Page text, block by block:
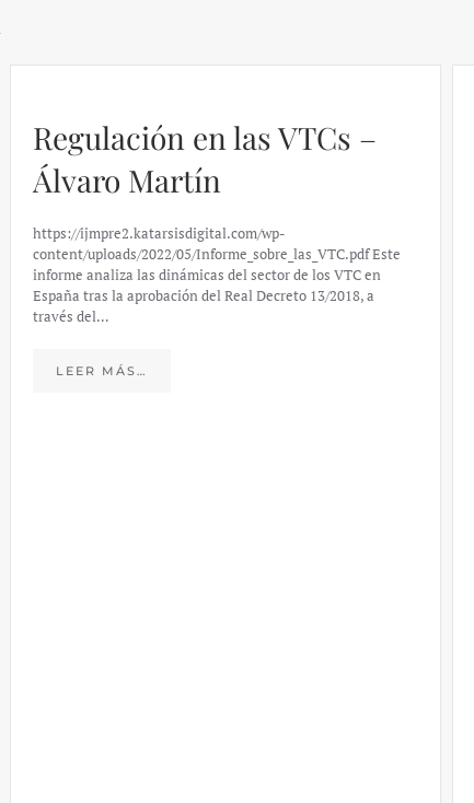
Regulación en las VTCs –
Álvaro Martín
https://ijmpre2.katarsisdigital.com/wp-
content/uploads/2022/05/Informe_sobre_las_VTC.pdf Este
informe analiza las dinámicas del sector de los VTC en
España tras la aprobación del Real Decreto 13/2018, a
través del…
LEER MÁS…